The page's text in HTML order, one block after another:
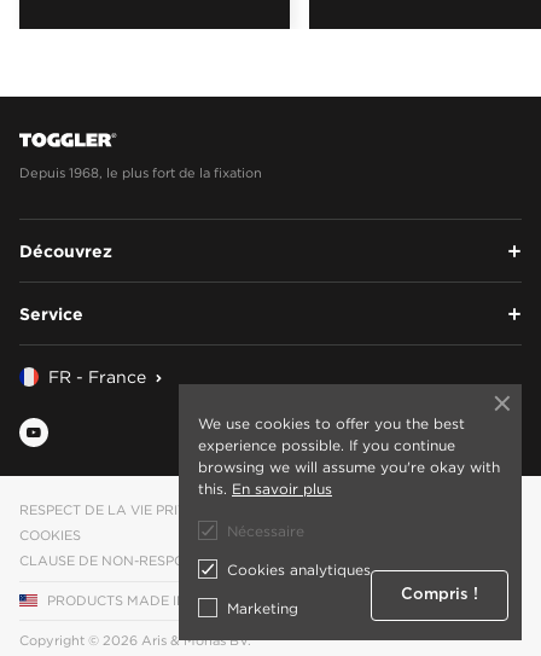
Depuis 1968, le plus fort de la fixation
Découvrez
Service
FR - France
RESPECT DE LA VIE PRIVÉE
COOKIES
CLAUSE DE NON-RESPONSABILITÉ
PRODUCTS MADE IN THE USA
Copyright © 2026 Aris & Monas BV.
We use cookies to offer you the best
experience possible. If you continue
browsing we will assume you're okay with
this. En savoir plus
Nécessaire
Cookies analytiques
Marketing
Compris !